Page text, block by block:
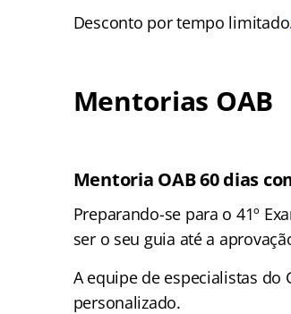
Desconto por tempo
Mentorias OAB
Mentoria OAB 60 dias
Preparando-se para o 41º
ser o seu guia até a
A equipe de especialistas
personalizado.